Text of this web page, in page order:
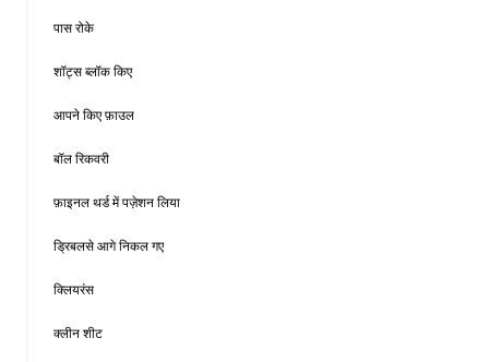
पास रोके
शॉट्स ब्लॉक किए
आपने किए फ़ाउल
बॉल रिकवरी
फ़ाइनल थर्ड में पज़ेशन लिया
ड्रिबलसे आगे निकल गए
क्लियरंस
क्लीन शीट